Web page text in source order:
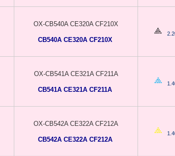
OX-CB540A CE320A CF210X
CB540A CE320A CF210X
OX-CB541A CE321A CF211A
CB541A CE321A CF211A
OX-CB542A CE322A CF212A
CB542A CE322A CF212A